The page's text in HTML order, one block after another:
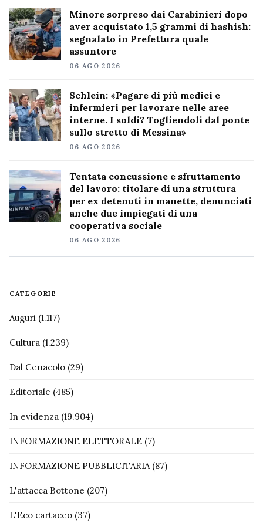
Minore sorpreso dai Carabinieri dopo
aver acquistato 1,5 grammi di hashish:
segnalato in Prefettura quale
assuntore
06 AGO 2026
Schlein: «Pagare di più medici e
infermieri per lavorare nelle aree
interne. I soldi? Togliendoli dal ponte
sullo stretto di Messina»
06 AGO 2026
Tentata concussione e sfruttamento
del lavoro: titolare di una struttura
per ex detenuti in manette, denunciati
anche due impiegati di una
cooperativa sociale
06 AGO 2026
CATEGORIE
Auguri (1.117)
Cultura (1.239)
Dal Cenacolo (29)
Editoriale (485)
In evidenza (19.904)
INFORMAZIONE ELETTORALE (7)
INFORMAZIONE PUBBLICITARIA (87)
L'attacca Bottone (207)
L'Eco cartaceo (37)